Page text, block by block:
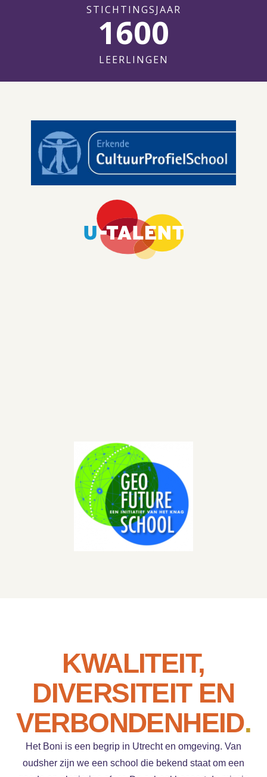
STICHTINGSJAAR
1600
LEERLINGEN
KWALITEIT,
DIVERSITEIT EN
VERBONDEN­HEID.
Het Boni is een begrip in Utrecht en omgeving. Van
oudsher zijn we een school die bekend staat om een